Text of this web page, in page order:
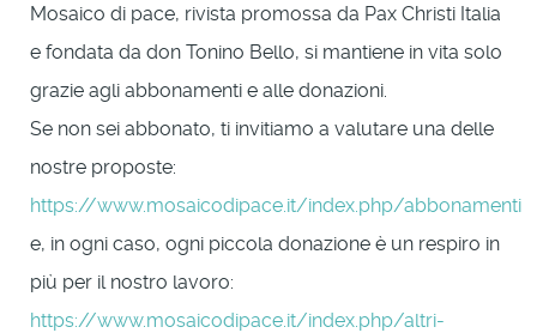
Mosaico di pace, rivista promossa da Pax Christi Italia
e fondata da don Tonino Bello, si mantiene in vita solo
grazie agli abbonamenti e alle donazioni.
Se non sei abbonato, ti invitiamo a valutare una delle
nostre proposte:
https://www.mosaicodipace.it/index.php/abbonamenti
e, in ogni caso, ogni piccola donazione è un respiro in
più per il nostro lavoro:
https://www.mosaicodipace.it/index.php/altri-